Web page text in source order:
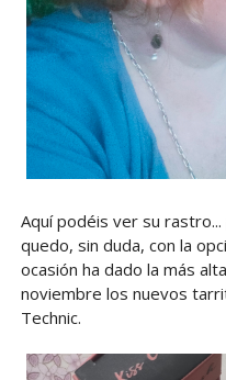
Aquí podéis ver su
quedo, sin duda, con la
ocasión ha dado la más
noviembre los nuevos
Technic.